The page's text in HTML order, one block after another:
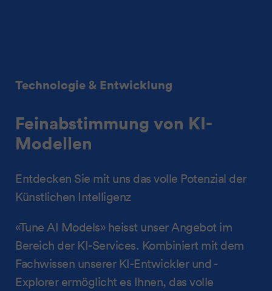
Technologie & Entwicklung
Feinabstimmung von KI-
Modellen
Entdecken Sie mit uns das volle Potenzial der
Künstlichen Intelligenz
«Tune AI Models» heisst unser Angebot im
Bereich der KI-Services. Kombiniert mit dem
Fachwissen unserer KI-Entwickler und -
Explorer ermöglicht es Ihnen, das volle